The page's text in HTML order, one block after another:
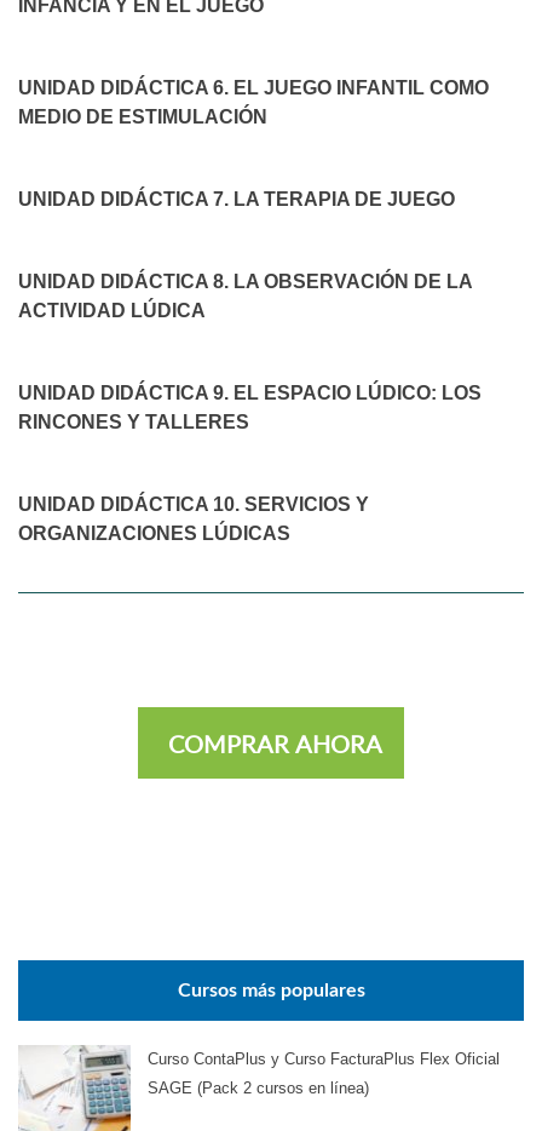
INFANCIA Y EN EL JUEGO
UNIDAD DIDÁCTICA 6. EL JUEGO INFANTIL COMO
MEDIO DE ESTIMULACIÓN
UNIDAD DIDÁCTICA 7. LA TERAPIA DE JUEGO
UNIDAD DIDÁCTICA 8. LA OBSERVACIÓN DE LA
ACTIVIDAD LÚDICA
UNIDAD DIDÁCTICA 9. EL ESPACIO LÚDICO: LOS
RINCONES Y TALLERES
UNIDAD DIDÁCTICA 10. SERVICIOS Y
ORGANIZACIONES LÚDICAS
COMPRAR AHORA
Cursos más populares
Curso ContaPlus y Curso FacturaPlus Flex Oficial
SAGE (Pack 2 cursos en línea)